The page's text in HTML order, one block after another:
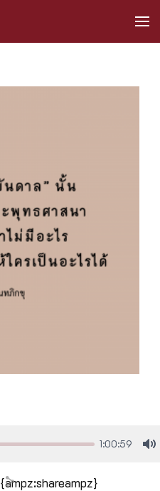
1:00:59
{ampz:shareampz}